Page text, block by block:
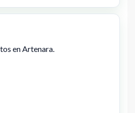
en Artenara.